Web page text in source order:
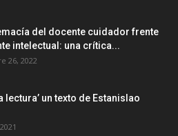
del docente cuidador frente
intelectual: una crítica...
26, 2022
lectura’ un texto de Estanislao